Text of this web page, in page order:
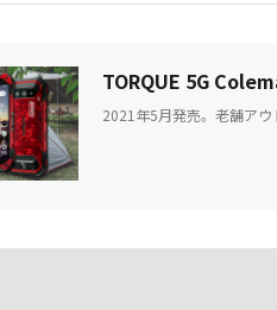
TORQUE 5G
2021年5月発売。老舗アウ